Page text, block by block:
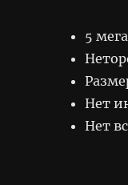
5
Нет
Нет